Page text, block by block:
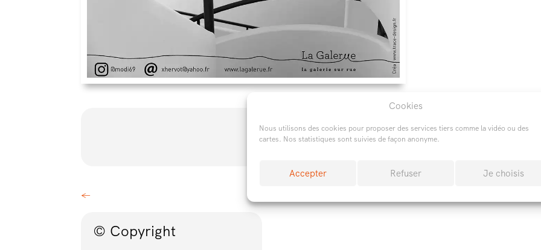
Cookies
Nous utilisons des cookies pour proposer des services tiers comme la vidéo ou des
cartes. Nos statistiques sont suivies de façon anonyme.
Accepter Refuser Je choisis
Plus d’informations sur ce type de projet
←
© Copyright